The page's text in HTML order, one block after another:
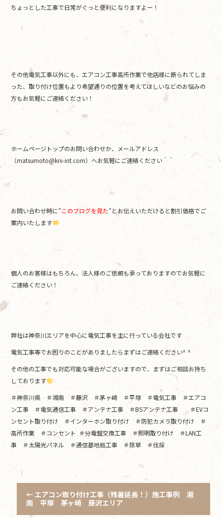
ちょっとした工事で日常がぐっと便利になりますよー！
その他電気工事以外にも、エアコン工事高所作業で他店様に断られてしま
った、取り付け位置もより希望通りの位置を考えてほしいなどのお悩みの
方もお気軽にご連絡ください！
ホームページトップのお問い合わせか、メールアドレス
（matsumoto@kni-int.com）へお気軽にご連絡ください＾＾
お問い合わせ時に”このブログを見た”とお伝えいただけると割引価格でご
案内いたします
個人のお客様はもちろん、法人様のご依頼も承っておりますのでお気軽に
ご連絡ください！
弊社は神奈川エリアを中心に電気工事を主に行っている会社です
電気工事等でお困りのことがありましたらまずはご連絡ください^ ^
その他の工事でも対応可能な場合がございますので、まずはご相談お持ち
しております
＃神奈川県 ＃湘南 ＃藤沢 ＃茅ヶ崎 ＃平塚 ＃電気工事 ＃エアコ
ン工事 ＃電気通信工事 ＃アンテナ工事 ＃BSアンテナ工事 ＃EVコ
ンセント取り付け ＃インターホン取り付け ＃防犯カメラ取り付け ＃
高所作業 ＃コンセント ＃分電盤交換工事 ＃照明取り付け ＃LAN工
事 ＃太陽光パネル ＃通信基地局工事 ＃除草 ＃伐採
← エアコン取り付け工事（残暑延長！）施工事例 湘
南 平塚 茅ヶ崎 藤沢エリア